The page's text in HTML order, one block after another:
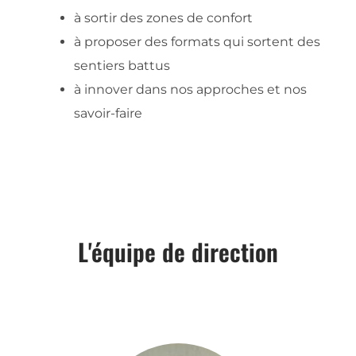
à sortir des zones de confort
à proposer des formats qui sortent des
sentiers battus
à innover dans nos approches et nos
savoir-faire
L'équipe de direction